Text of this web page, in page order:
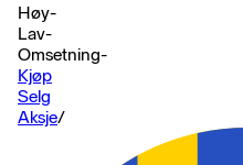
Høy-
Lav-
Omsetning-
Kjøp
Selg
Aksje/